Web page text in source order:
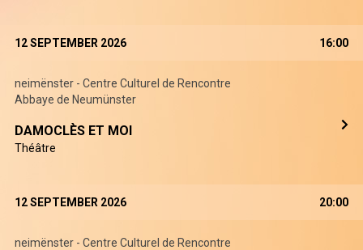
12 SEPTEMBER 2026 16:00
neimënster - Centre Culturel de Rencontre
Abbaye de Neumünster
DAMOCLÈS ET MOI
Théâtre
12 SEPTEMBER 2026 20:00
neimënster - Centre Culturel de Rencontre